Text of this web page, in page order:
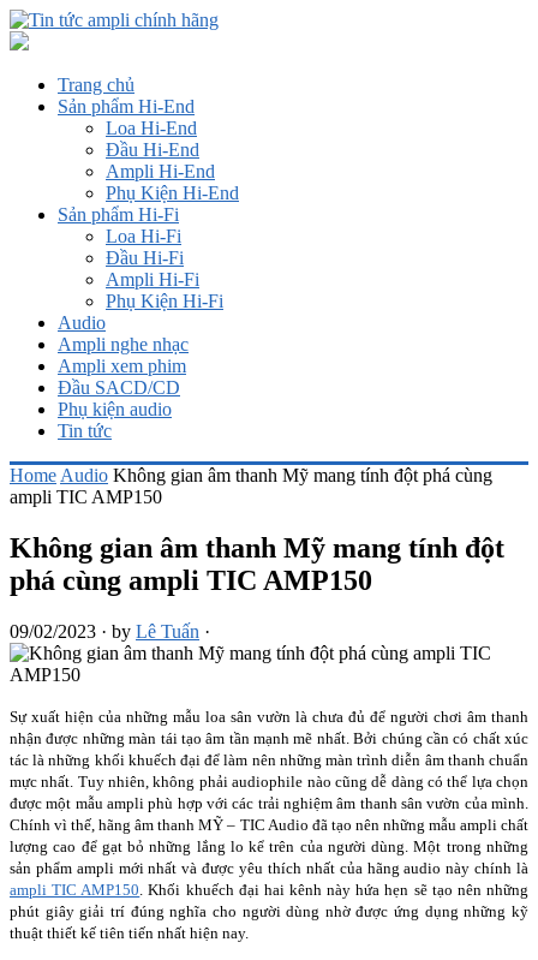
Trang chủ
Sản phẩm Hi-End
Loa Hi-End
Đầu Hi-End
Ampli Hi-End
Phụ Kiện Hi-End
Sản phẩm Hi-Fi
Loa Hi-Fi
Đầu Hi-Fi
Ampli Hi-Fi
Phụ Kiện Hi-Fi
Audio
Ampli nghe nhạc
Ampli xem phim
Đầu SACD/CD
Phụ kiện audio
Tin tức
Home Audio Không gian âm thanh Mỹ mang tính đột phá cùng
ampli TIC AMP150
Không gian âm thanh Mỹ mang tính đột
phá cùng ampli TIC AMP150
09/02/2023 · by Lê Tuấn ·
Sự xuất hiện của những mẫu loa sân vườn là chưa đủ để người chơi âm thanh
nhận được những màn tái tạo âm tần mạnh mẽ nhất. Bởi chúng cần có chất xúc
tác là những khối khuếch đại để làm nên những màn trình diễn âm thanh chuẩn
mực nhất. Tuy nhiên, không phải audiophile nào cũng dễ dàng có thể lựa chọn
được một mẫu ampli phù hợp với các trải nghiệm âm thanh sân vườn của mình.
Chính vì thế, hãng âm thanh MỸ – TIC Audio đã tạo nên những mẫu ampli chất
lượng cao để gạt bỏ những lắng lo kể trên của người dùng. Một trong những
sản phẩm ampli mới nhất và được yêu thích nhất của hãng audio này chính là
ampli TIC AMP150 . Khối khuếch đại hai kênh này hứa hẹn sẽ tạo nên những
phút giây giải trí đúng nghĩa cho người dùng nhờ được ứng dụng những kỹ
thuật thiết kế tiên tiến nhất hiện nay.